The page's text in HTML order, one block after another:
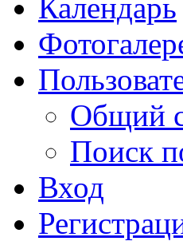
Календарь
Общий
Поиск
Вход